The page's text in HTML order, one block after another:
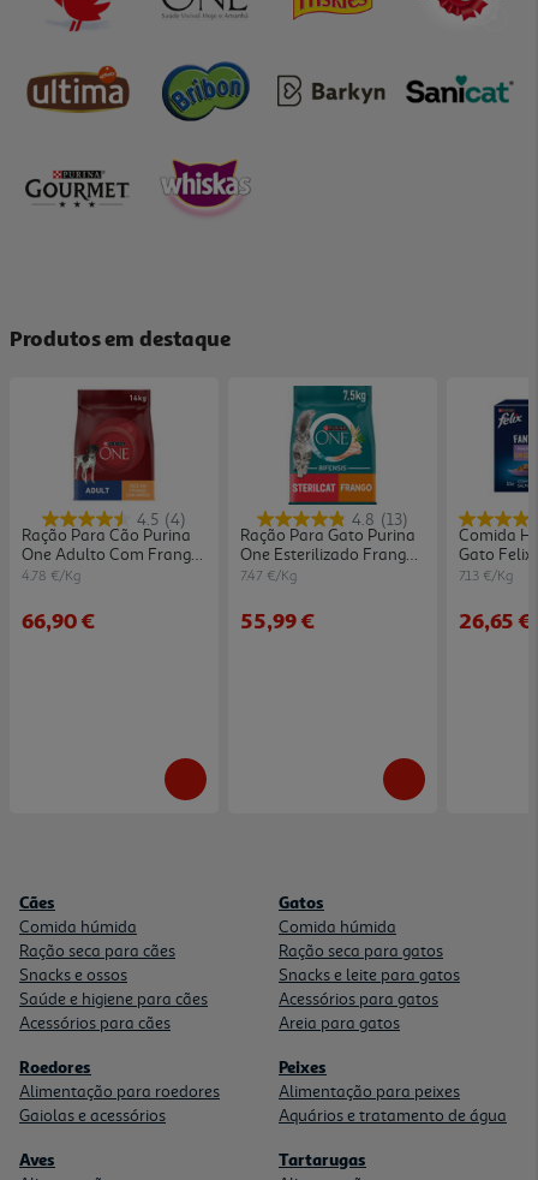
Produtos em destaque
4.5 (4)
Ração Para Cão Purina
One Adulto Com Frango
E Arroz 14kg
4.78 €/Kg
66,90 €
4.8 (13)
Ração Para Gato Purina
One Esterilizado Frango
7.5kg
7.47 €/Kg
55,99 €
Comida
Gato
44x85g
7.13 €/Kg
26,65 €
Cães
Comida húmida
Ração seca para cães
Snacks e ossos
Saúde e higiene para cães
Acessórios para cães
Gatos
Comida húmida
Ração seca para gatos
Snacks e leite para gatos
Acessórios para gatos
Areia para gatos
Roedores
Alimentação para roedores
Gaiolas e acessórios
Peixes
Alimentação para peixes
Aquários e tratamento de água
Aves
Tartarugas